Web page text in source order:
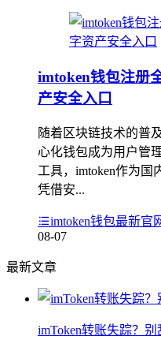
imtoken钱包注册
产安全入口
随着区块链技术的普
心化钱包成为用户管
工具，imtoken作为国
凭借安...
imtoken钱包最新官
08-07
最新文章
imToken转账失踪？